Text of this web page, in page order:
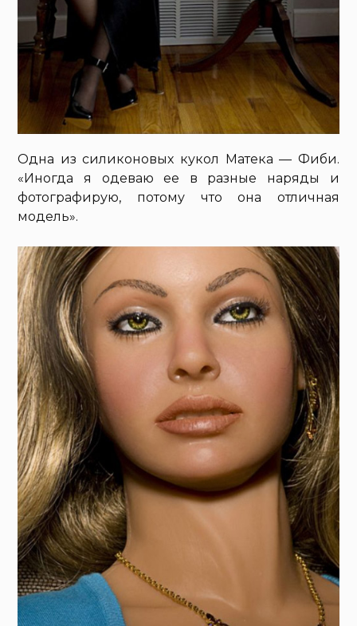
Одна из силиконовых кукол Матека — Фиби.
«Иногда я одеваю ее в разные наряды и
фотографирую, потому что она отличная
модель».